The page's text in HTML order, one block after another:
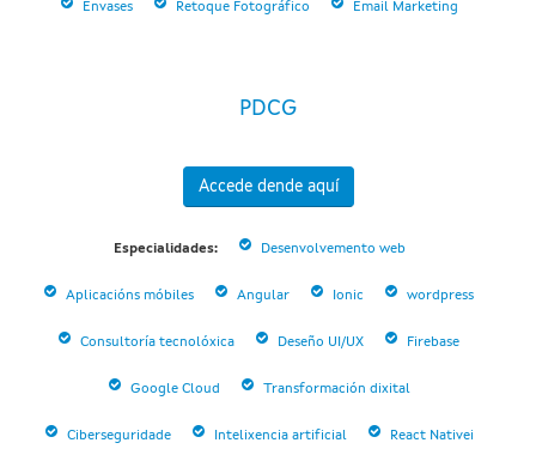
Envases Retoque Fotográfico Email Marketing
PDCG
Accede dende aquí
Especialidades: Desenvolvemento web
Aplicacións móbiles Angular Ionic wordpress
Consultoría tecnolóxica Deseño UI/UX Firebase
Google Cloud Transformación dixital
Ciberseguridade Intelixencia artificial React Nativei